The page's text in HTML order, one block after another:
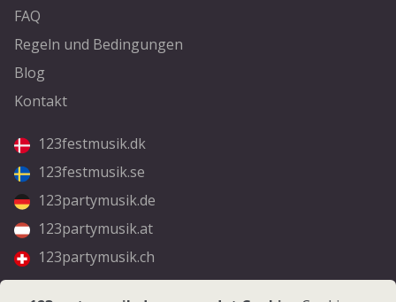
FAQ
Regeln und Bedingungen
Blog
Kontakt
123festmusik.dk
123festmusik.se
123partymusik.de
123partymusik.at
123partymusik.ch
Folgen Sie uns